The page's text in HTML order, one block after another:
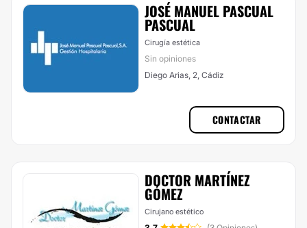
JOSÉ MANUEL PASCUAL
PASCUAL
Cirugía estética
Sin opiniones
Diego Arias, 2, Cádiz
CONTACTAR
DOCTOR MARTÍNEZ
GÓMEZ
Cirujano estético